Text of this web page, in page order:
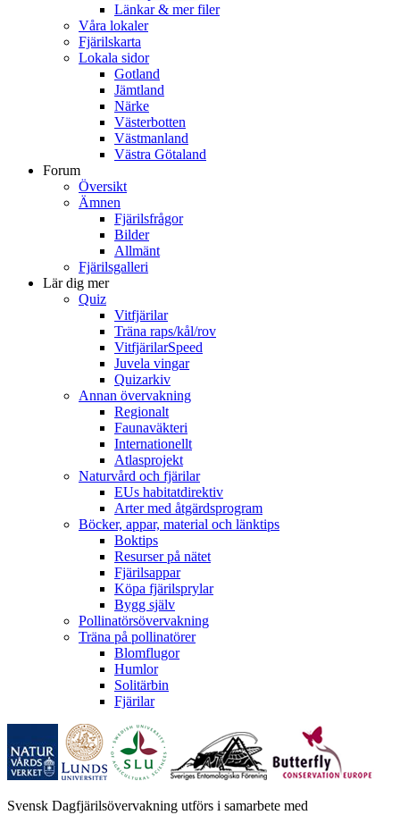
Länkar & mer filer
Våra lokaler
Fjärilskarta
Lokala sidor
Gotland
Jämtland
Närke
Västerbotten
Västmanland
Västra Götaland
Forum
Översikt
Ämnen
Fjärilsfrågor
Bilder
Allmänt
Fjärilsgalleri
Lär dig mer
Quiz
Vitfjärilar
Träna raps/kål/rov
VitfjärilarSpeed
Juvela vingar
Quizarkiv
Annan övervakning
Regionalt
Faunaväkteri
Internationellt
Atlasprojekt
Naturvård och fjärilar
EUs habitatdirektiv
Arter med åtgärdsprogram
Böcker, appar, material och länktips
Boktips
Resurser på nätet
Fjärilsappar
Köpa fjärilsprylar
Bygg själv
Pollinatörsövervakning
Träna på pollinatörer
Blomflugor
Humlor
Solitärbin
Fjärilar
Svensk Dagfjärilsövervakning utförs i samarbete med